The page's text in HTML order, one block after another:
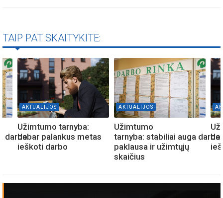
TAIP PAT SKAITYKITE:
darbo
AKTUALIJOS
Užimtumo tarnyba:
dabar palankus metas
ieškoti darbo
AKTUALIJOS
Užimtumo
tarnyba: stabiliai auga darbo
paklausa ir užimtųjų
skaičius